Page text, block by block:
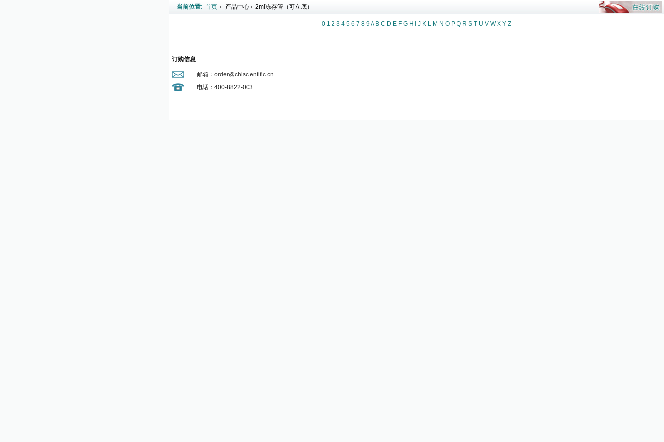
当前位置: 首页 产品中心 2ml冻存管（可立底）
0 1 2 3 4 5 6 7 8 9 A B C D E F G H J K L M N O P Q R S T U V W X Y Z
订购信息
邮箱： order@chiscientific.cn
电话：400-8822-003